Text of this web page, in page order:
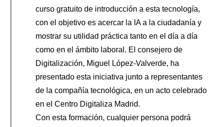
curso gratuito de introducción a esta tecnología,
con el objetivo es acercar la IA a la ciudadanía y
mostrar su utilidad práctica tanto en el día a día
como en el ámbito laboral. El consejero de
Digitalización, Miguel López-Valverde, ha
presentado esta iniciativa junto a representantes
de la compañía tecnológica, en un acto celebrado
en el Centro Digitaliza Madrid.
Con esta formación, cualquier persona podrá